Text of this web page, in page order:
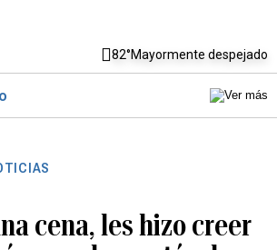
82°Mayormente despejado
cena, les hizo creer